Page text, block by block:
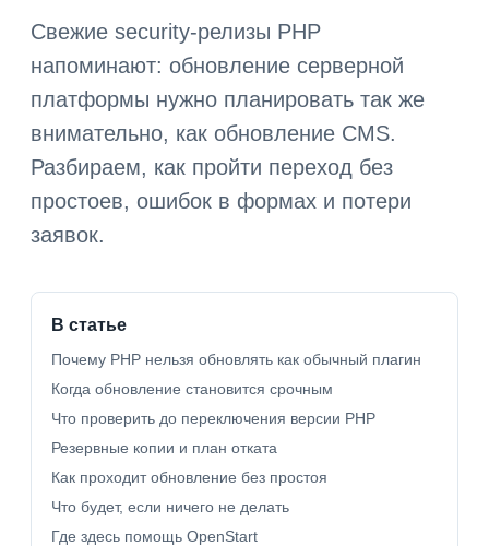
Свежие security-релизы PHP
напоминают: обновление серверной
платформы нужно планировать так же
внимательно, как обновление CMS.
Разбираем, как пройти переход без
простоев, ошибок в формах и потери
заявок.
В статье
Почему PHP нельзя обновлять как обычный плагин
Когда обновление становится срочным
Что проверить до переключения версии PHP
Резервные копии и план отката
Как проходит обновление без простоя
Что будет, если ничего не делать
Где здесь помощь OpenStart